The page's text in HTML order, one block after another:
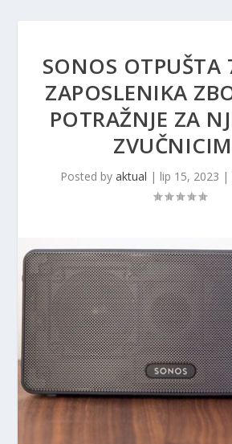
SONOS OTPUŠTA
ZAPOSLENIKA
POTRAŽNJE ZA
Posted by aktual | lip 15, 2023 |